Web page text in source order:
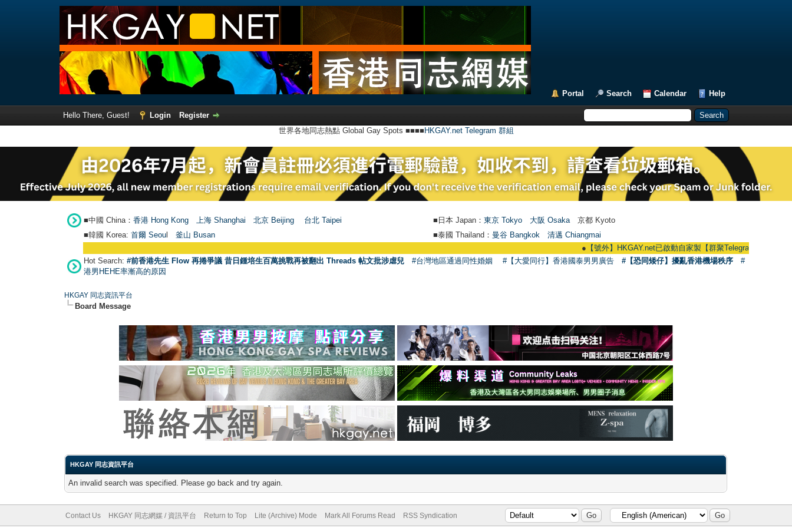
Portal Search Calendar Help
Hello There, Guest! Login
Register
世界各地同志熱點 Global Gay Spots ■■■■ HKGAY.net Telegram 群組
■中國 China： 香港 Hong Kong 上海 Shanghai 北京 Beijing 台北 Taipei ■日本 Japan： 東京 Tokyo 大阪 Osaka 京都 Kyoto
■韓國 Korea: 首爾 Seou 釜山 Busan ■泰國 Thailand： 曼谷 Bangkok
清邁 Chiangmai
【號外】HKGAY.net已啟動自家製【群聚Telegram群組】
Hot Search: #前香港先生 Flow 再捲爭議 昔日鍾培生百萬挑戰再被翻出 Threads 帖文批涉虐兒 #台灣地區通過同性婚姻 #【大愛同行】香港國泰男男廣告 #【恐同矮仔】擾亂香港機場秩序
#
港男HEHE率漸高的原因
HKGAY 同志資訊平台
Board Message
HKGAY 同志資訊平台
An invalid search was specified. Please go back and try again.
Contact Us HKGAY 同志網媒 / 資訊平台 Return to Top Lite (Archive) Mode Mark All Forums Read RSS Syndication